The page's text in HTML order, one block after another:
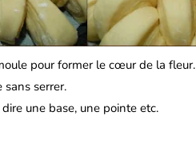
pour former le cœur de la fleur.
serrer.
une base, une pointe etc.